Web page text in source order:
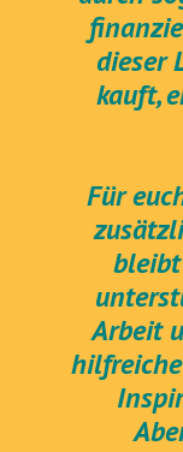
dieser
kauft,
Für
Arbeit